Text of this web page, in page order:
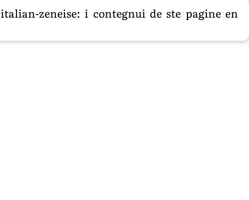
zeneise: i contegnui de ste pagine en